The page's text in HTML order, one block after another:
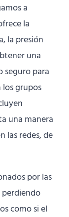
a
la
la presión
una
seguro para
grupos
una manera
las redes, de
por las
perdiendo
como si el